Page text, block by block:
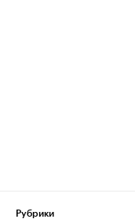
Рубрики